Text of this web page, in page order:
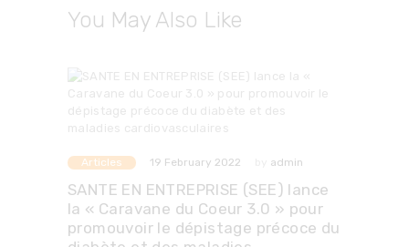
You May Also Like
Articles 19 February 2022 admin
SANTE EN ENTREPRISE (SEE) lance
la « Caravane du Coeur 3.0 » pour
promouvoir le dépistage précoce du